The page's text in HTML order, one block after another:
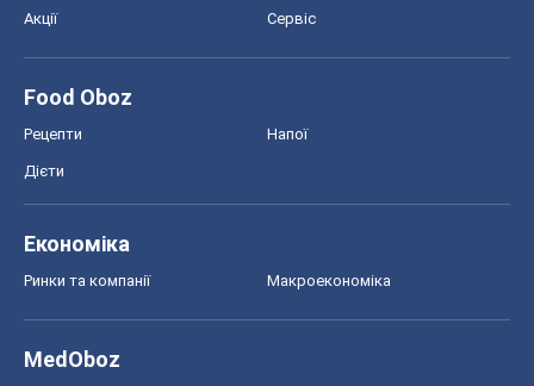
Акції Сервіс
Food Oboz
Рецепти Напої
Дієти
Економіка
Ринки та компанії Макроекономіка
MedOboz